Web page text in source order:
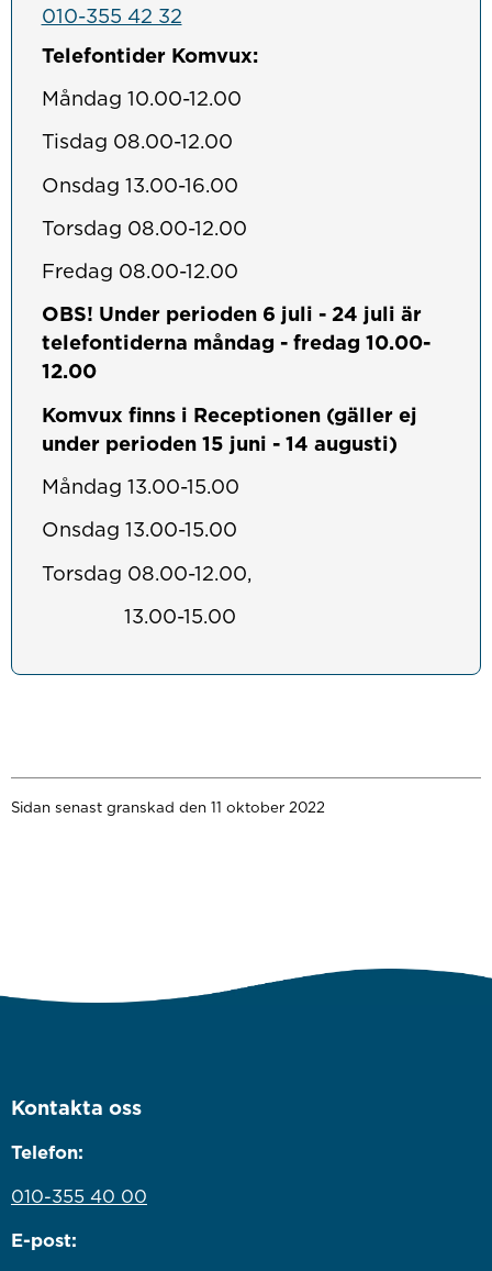
010-355 42 32
Telefontider Komvux:
Måndag 10.00-12.00
Tisdag 08.00-12.00
Onsdag 13.00-16.00
Torsdag 08.00-12.00
Fredag 08.00-12.00
OBS! Under perioden 6 juli - 24 juli är
telefontiderna måndag - fredag 10.00-
12.00
Komvux finns i Receptionen (gäller ej
under perioden 15 juni - 14 augusti)
Måndag 13.00-15.00
Onsdag 13.00-15.00
Torsdag 08.00-12.00,
13.00-15.00
Sidan senast granskad den 11 oktober 2022
Kontakta oss
Telefon:
010-355 40 00
E-post: